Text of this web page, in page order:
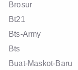
Brosur
Bt21
Bts-Army
Bts
Buat-Maskot-Baru